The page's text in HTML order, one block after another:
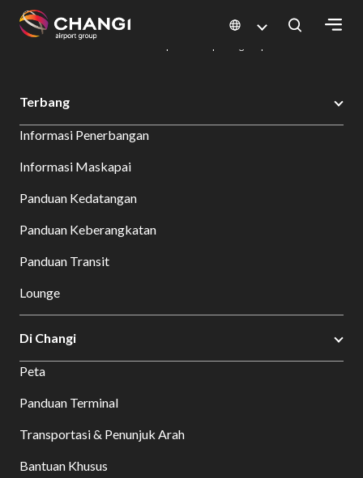
All
Sites:
Select:
Changi Airport
Bersantap dan Belanja
Terbang
Informasi Penerbangan
Informasi Maskapai
Panduan Kedatangan
Panduan Keberangkatan
Panduan Transit
Lounge
Di Changi
Peta
Panduan Terminal
Transportasi & Penunjuk Arah
Bantuan Khusus